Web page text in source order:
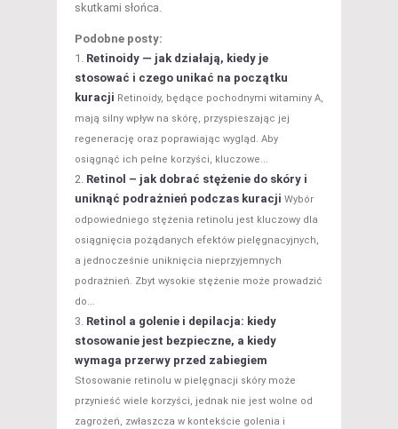
skutkami słońca.
Podobne posty:
Retinoidy — jak działają, kiedy je
stosować i czego unikać na początku
kuracji Retinoidy, będące pochodnymi witaminy A,
mają silny wpływ na skórę, przyspieszając jej
regenerację oraz poprawiając wygląd. Aby
osiągnąć ich pełne korzyści, kluczowe...
Retinol – jak dobrać stężenie do skóry i
uniknąć podrażnień podczas kuracji Wybór
odpowiedniego stężenia retinolu jest kluczowy dla
osiągnięcia pożądanych efektów pielęgnacyjnych,
a jednocześnie uniknięcia nieprzyjemnych
podrażnień. Zbyt wysokie stężenie może prowadzić
do...
Retinol a golenie i depilacja: kiedy
stosowanie jest bezpieczne, a kiedy
wymaga przerwy przed zabiegiem
Stosowanie retinolu w pielęgnacji skóry może
przynieść wiele korzyści, jednak nie jest wolne od
zagrożeń, zwłaszcza w kontekście golenia i